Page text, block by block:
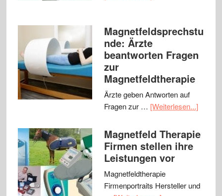
Magnetfeldsprechstu
nde: Ärzte
beantworten Fragen
zur
Magnetfeldtherapie
Ärzte geben Antworten auf
Fragen zur … [Weiterlesen...]
Magnetfeld Therapie
Firmen stellen ihre
Leistungen vor
Magnetfeldtherapie
Firmenportraits Hersteller und